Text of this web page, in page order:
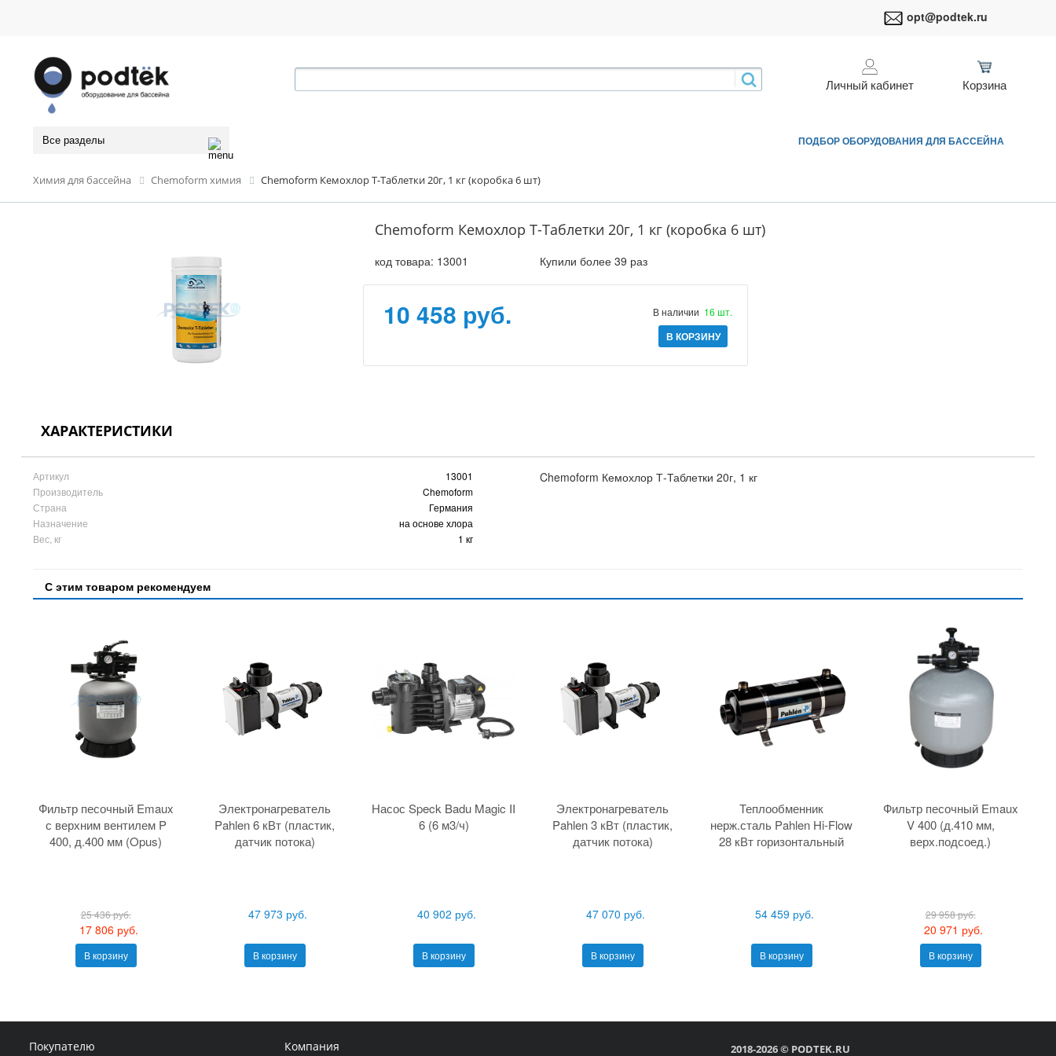
opt@podtek.ru
Личный кабинет Корзина
Все разделы ПОДБОР ОБОРУДОВАНИЯ ДЛЯ БАССЕЙНА
Химия для бассейна Chemoform химия Chemoform Кемохлор Т-Таблетки 20г, 1 кг (коробка 6 шт)
Chemoform Кемохлор Т-Таблетки 20г, 1 кг (коробка 6 шт)
код товара: 13001 Купили более 39 раз
10 458 руб. В наличии 16 шт.
В КОРЗИНУ
ХАРАКТЕРИСТИКИ
Артикул
13001
Производитель
Chemoform
Страна
Германия
Назначение
на основе хлора
Вес, кг
1 кг
Chemoform Кемохлор Т-Таблетки 20г, 1 кг
С этим товаром рекомендуем
Фильтр песочный Emaux
с верхним вентилем P
400, д.400 мм (Opus)
25 436 руб.
17 806 руб.
В корзину
Электронагреватель
Pahlen 6 кВт (пластик,
датчик потока)
47 973 руб.
В корзину
Насос Speck Badu Magic II
6 (6 м3/ч)
40 902 руб.
В корзину
Электронагреватель
Pahlen 3 кВт (пластик,
датчик потока)
47 070 руб.
В корзину
Теплообменник
нерж.сталь Pahlen Hi-Flow
28 кВт горизонтальный
54 459 руб.
В корзину
Фильтр песочный Emaux
V 400 (д.410 мм,
верх.подсоед.)
29 958 руб.
20 971 руб.
В корзину
Покупателю Компания 2018-2026 © PODTEK.RU